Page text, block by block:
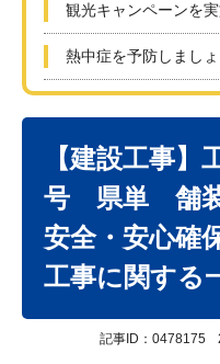
観光キャンペーンを
熱中症を予防しましょ
【建設工事】
号 県単 舗装
安全・安心確
工事に関する
記事ID：0478175